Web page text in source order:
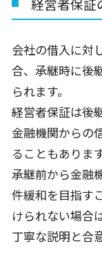
会社の借入に対
合、承継時に後
られます。
経営者保証は後
金融機関からの
ることもあります
承継前から金融
件緩和を目指す
けられない場合
丁寧な説明と合